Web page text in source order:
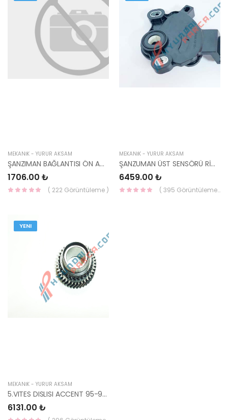
MEKANİK - YÜRÜR AKSAM
ŞANZIMAN BAĞLANTISI ÖN ACCENT 03- 43175-22650-HMC
1706.00 ₺
( 222 Görüntüleme )
MEKANİK - YÜRÜR AKSAM
ŞANZUMAN ÜST SENSÖRÜ RİO 42700-23010-HMC
6459.00 ₺
( 395 Görüntüleme )
YENI
MEKANİK - YÜRÜR AKSAM
5.VITES DISLISI ACCENT 95-96 / SCOUPE 43240-22010-HMC
6131.00 ₺